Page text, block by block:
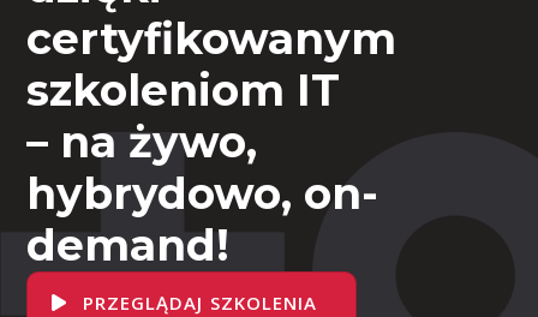
certyfikowanym
szkoleniom IT
– na żywo,
hybrydowo, on-
demand!
PRZEGLĄDAJ SZKOLENIA